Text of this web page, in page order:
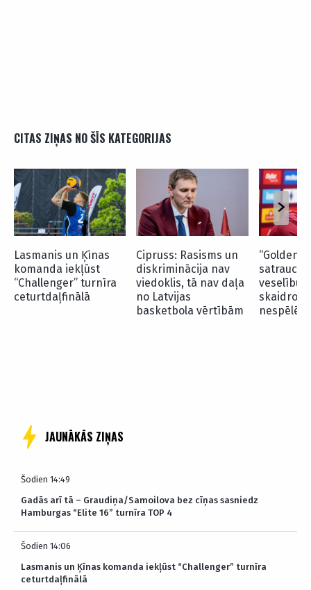
CITAS ZIŅAS NO ŠĪS KATEGORIJAS
Lasmanis un Ķīnas
komanda iekļūst
“Challenger” turnīra
ceturtdaļfinālā
Cipruss: Rasisms un
diskriminācija nav
viedoklis, tā nav daļa
no Latvijas
basketbola vērtībām
veselību”
skaidro
Aktualitātes Austrijas basketbola izlase
Latvijas basketbola izlase
Pievienot komentāru
JAUNĀKĀS ZIŅAS
Šodien 14:49
Gadās arī tā – Graudiņa/Samoilova bez cīņas sasniedz
Hamburgas “Elite 16” turnīra TOP 4
Šodien 14:06
Lasmanis un Ķīnas komanda iekļūst “Challenger” turnīra
ceturtdaļfinālā